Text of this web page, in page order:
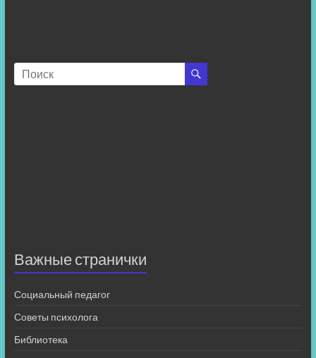
Важные странички
Социальный педагог
Советы психолога
Библиотека